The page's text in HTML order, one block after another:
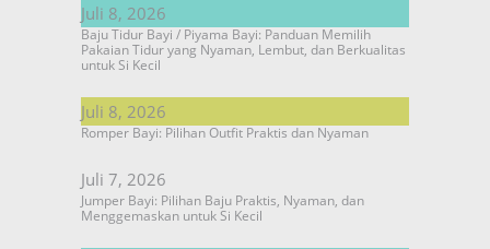
Juli 8, 2026
Baju Tidur Bayi / Piyama Bayi: Panduan Memilih
Pakaian Tidur yang Nyaman, Lembut, dan Berkualitas
untuk Si Kecil
Juli 8, 2026
Romper Bayi: Pilihan Outfit Praktis dan Nyaman
Juli 7, 2026
Jumper Bayi: Pilihan Baju Praktis, Nyaman, dan
Menggemaskan untuk Si Kecil